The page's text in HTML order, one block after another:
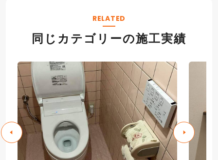
RELATED
同じカテゴリーの施工実績